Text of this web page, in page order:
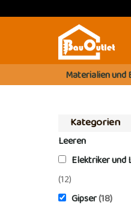
Materialien und
Kategorien
Leeren
Elektriker und
(12)
Gipser(18)